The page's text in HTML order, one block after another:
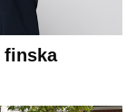
finska